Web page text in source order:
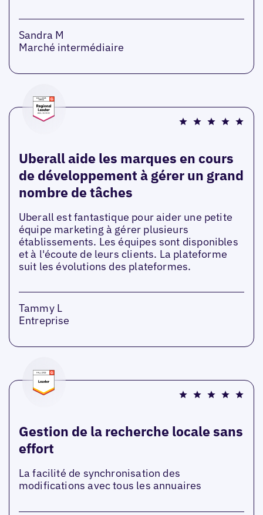
Sandra M
Marché intermédiaire
Uberall aide les marques en cours
de développement à gérer un grand
nombre de tâches
Uberall est fantastique pour aider une petite
équipe marketing à gérer plusieurs
établissements. Les équipes sont disponibles
et à l'écoute de leurs clients. La plateforme
suit les évolutions des plateformes.
Tammy L
Entreprise
Gestion de la recherche locale sans
effort
La facilité de synchronisation des
modifications avec tous les annuaires